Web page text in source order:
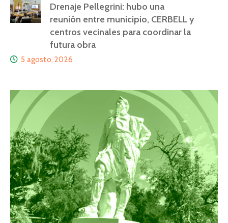
Drenaje Pellegrini: hubo una
reunión entre municipio, CERBELL y
centros vecinales para coordinar la
futura obra
5 agosto, 2026